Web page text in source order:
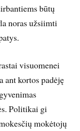
būtų
noras užsiimti
visuomenei
ant kortos padėję
Politikai gi
mokėtojų